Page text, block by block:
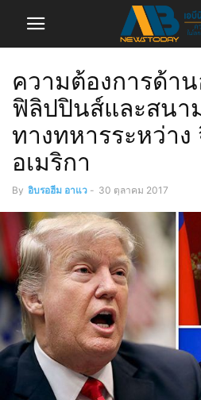
ความต้องการด้า
ฟิลิปปินส์และสนา
ทางทหารระหว่าง
อเมริกา
By อิบรอฮีม อาแว - 30 ตุลาคม 2017